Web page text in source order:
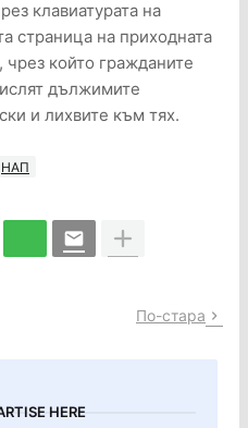
клавиатурата на
страница на приходната
чрез който гражданите
дължимите
и лихвите към тях.
НАП
По-стара
HERE